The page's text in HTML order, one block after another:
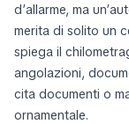
d’allarme, ma
merita di solito un
spiega il
angolazioni,
cita documenti o
ornamentale.